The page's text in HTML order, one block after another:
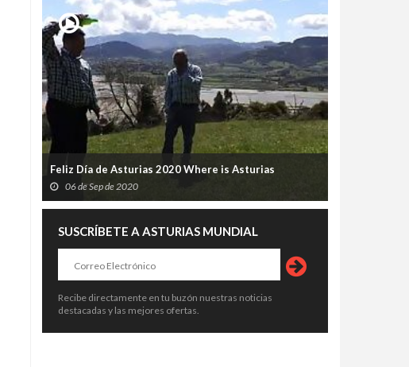
Feliz Día de Asturias 2020 Where is Asturias
06 de Sep de 2020
SUSCRÍBETE A ASTURIAS MUNDIAL
Recibe directamente en tu buzón nuestras noticias
destacadas y las mejores ofertas.